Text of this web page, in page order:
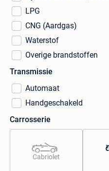
LPG
CNG (Aardgas)
Waterstof
Overige brandstoffen
Transmissie
Automaat
Handgeschakeld
Carrosserie
Cabriolet